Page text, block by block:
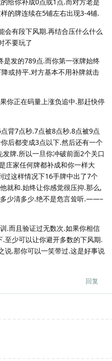
的牌连续在5铺左右出现3-4铺.
会有段下风期.再结合压什么什么
不要玩了
发的789点.而你第一张牌始终
或持平.对方基本不用补牌就击
你正在码量上涨负追中.那赶快停
背7点秒.7点被8点秒.8点被9点
后都变成3点以下.然后还有一个
牌.所以一旦你冲破前面2个关口
庄家任何牌都补成和你一样大
过这样情况下16手牌中出了7个
就和.始终让你感觉很压抑.那么,
少清多少.绝不是危言耸听.——–
.而且验证过无数次.如果你相信
至少可以让你避开多数的下风期.
说.那你可以一笑带过.这是好事说
回复